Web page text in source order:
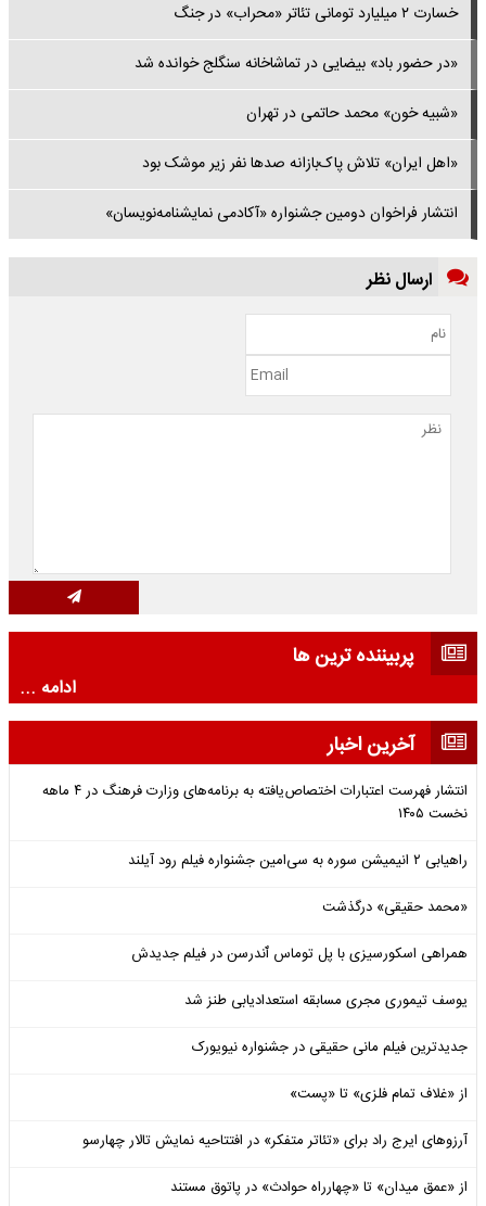
خسارت ۲ میلیارد تومانی تئاتر «محراب» در جنگ
«در حضور باد» بیضایی در تماشاخانه سنگلج خوانده شد
«شبیه خون» محمد حاتمی در تهران
«اهل ایران» تلاش پاک‌بازانه صدها نفر زیر موشک بود
انتشار فراخوان دومین جشنواره «آکادمی نمایشنامه‌نویسان»
ارسال نظر
پربیننده ترین ها
ادامه ...
آخرین اخبار
انتشار فهرست اعتبارات اختصاص‌یافته به برنامه‌های وزارت فرهنگ در ۴ ماهه
نخست ۱۴۰۵
راهیابی ۲ انیمیشن سوره به سی‌امین جشنواره فیلم رود آیلند
«محمد حقیقی» درگذشت
همراهی اسکورسیزی با پل توماس ٱندرسن در فیلم جدیدش
یوسف تیموری مجری مسابقه استعدادیابی طنز شد
جدیدترین فیلم مانی حقیقی در جشنواره نیویورک
از «غلاف تمام فلزی» تا «پست»
آرزوهای ایرج راد برای «تئاتر متفکر» در افتتاحیه نمایش تالار چهارسو
از «عمق میدان» تا «چهارراه حوادث» در پاتوق مستند